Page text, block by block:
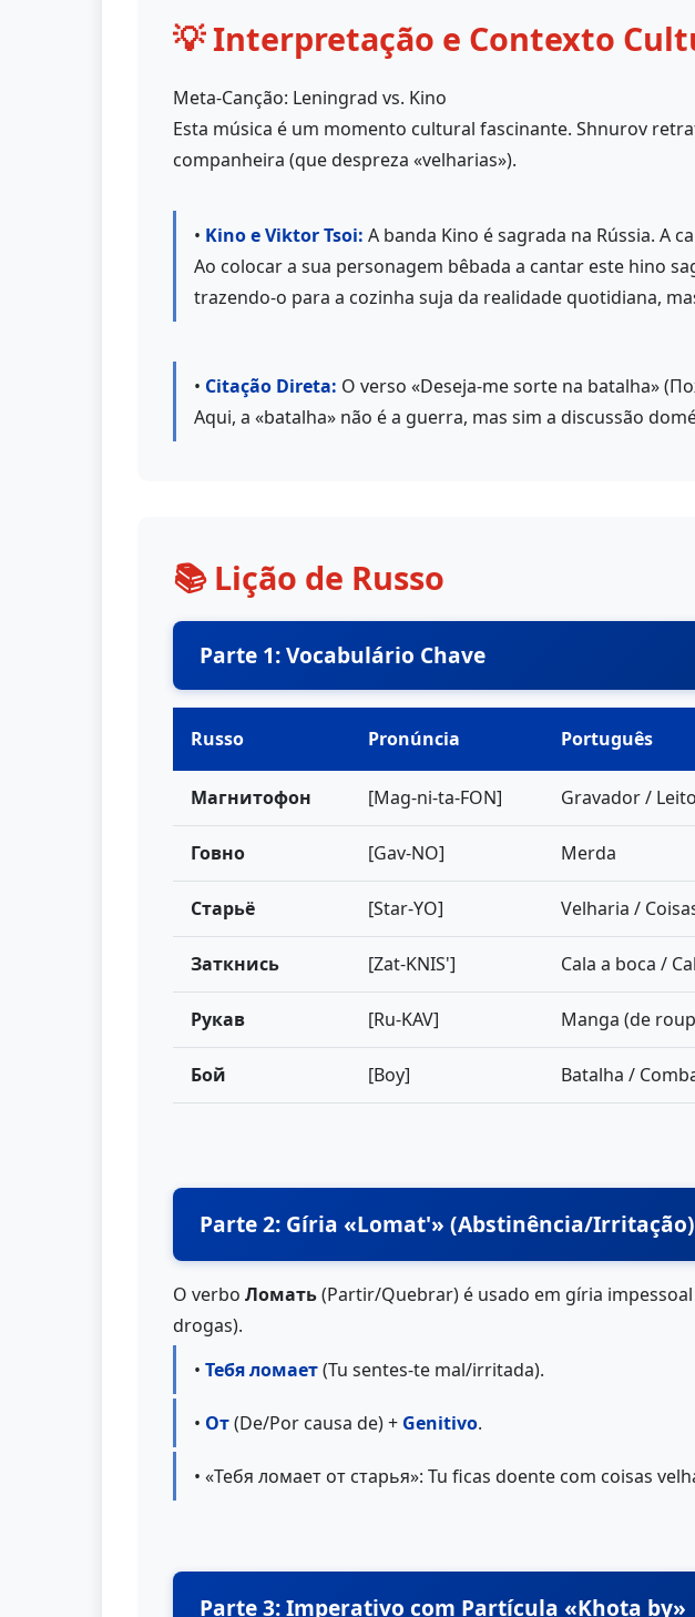
💡 Interpretação e Contexto
Meta-Canção: Leningrad vs. Kino
Esta música é um momento cultural fascinante. Shnurov
companheira (que despreza «velharias»).
• Kino e Viktor Tsoi: A banda Kino é sagrada na Rússia. A
Ao colocar a sua personagem bêbada a cantar este hino
trazendo-o para a cozinha suja da realidade quotidiana,
• Citação Direta: O verso «Deseja-me sorte na batalha»
Aqui, a «batalha» não é a guerra, mas sim a discussão
📚 Lição de Russo
Parte 1: Vocabulário Chave
Russo Pronúncia Português
Магнитофон [Mag-ni-ta-FON] Gravador /
Говно [Gav-NO] Merda
Старьё [Star-YO] Velharia /
Заткнись [Zat-KNIS'] Cala a boca /
Рукав [Ru-KAV] Manga (de
Бой [Boy] Batalha /
Parte 2: Gíria «Lomat'» (Abstinência/Irritação)
O verbo Ломать(Partir/Quebrar) é usado em gíria
drogas).
• Тебя ломает(Tu sentes-te mal/irritada).
• От(De/Por causa de) + Genitivo.
• «Тебя ломает от старья»: Tu ficas doente com coisas
Parte 3: Imperativo com Partícula «Khota by»